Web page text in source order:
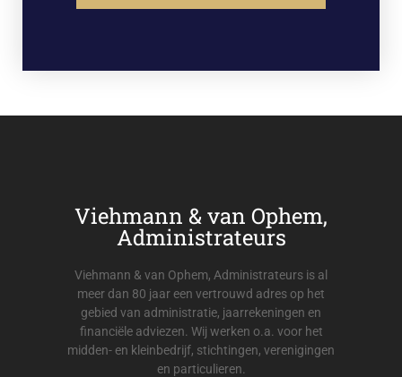
Viehmann & van Ophem,
Administrateurs
Viehmann & van Ophem, Administrateurs is al
meer dan 80 jaar een vertrouwd adres op het
gebied van administratie, jaarrekeningen en
financiële adviezen. Wij werken o.a. voor het
midden- en kleinbedrijf, stichtingen, verenigingen
en particulieren.